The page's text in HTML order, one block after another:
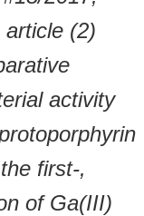
(2)
activity
first-,
of Ga(III)